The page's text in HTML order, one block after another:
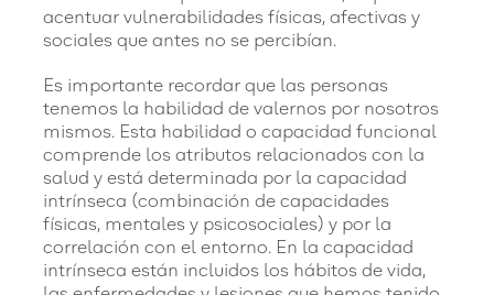
acentuar vulnerabilidades físicas, afectivas y
sociales que antes no se percibían.
Es importante recordar que las personas
tenemos la habilidad de valernos por nosotros
mismos. Esta habilidad o capacidad funcional
comprende los atributos relacionados con la
salud y está determinada por la capacidad
intrínseca (combinación de capacidades
físicas, mentales y psicosociales) y por la
correlación con el entorno. En la capacidad
intrínseca están incluidos los hábitos de vida,